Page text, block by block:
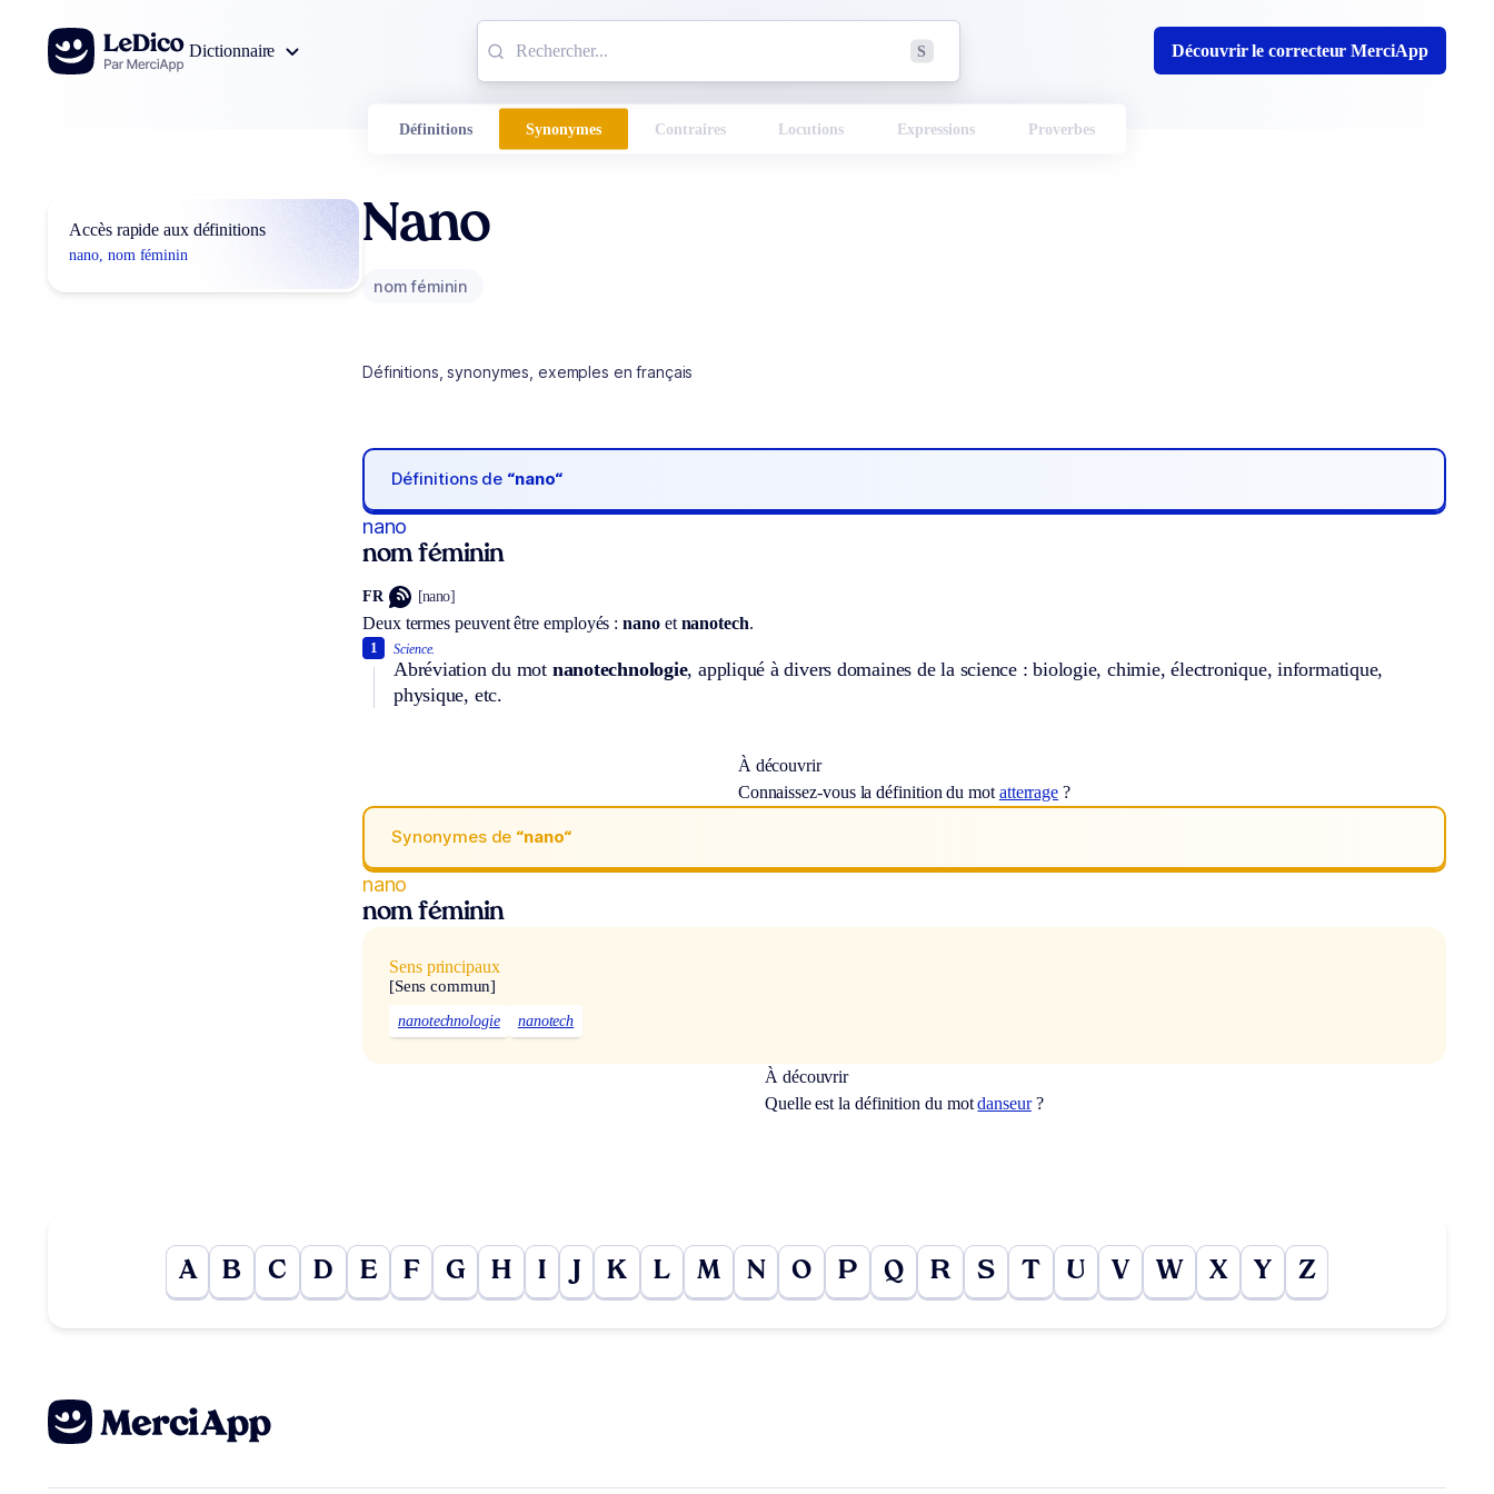
Aller au contenu
Dictionnaire
S Découvrir le correcteur MerciApp
Définitions Synonymes Contraires Locutions Expressions Proverbes
Accès rapide aux définitions
nano, nom féminin
Nano
nom féminin
Définitions, synonymes, exemples en français
Définitions de “nano“
nano
nom féminin
FR [nano]
Deux termes peuvent être employés :nanoet nanotech.
Science.
Abréviation du mot nanotechnologie, appliqué à divers domaines de la science : biologie, chimie, électronique, informatique,
physique, etc.
1
À découvrir
Connaissez-vous la définition du mot atterrage ?
Synonymes de “nano“
nano
nom féminin
Sens principaux
[Sens commun]
nanotechnologie nanotech
À découvrir
Quelle est la définition du motdanseur?
A B C D E F G H I J K L M N O P Q R S T U V W X Y Z